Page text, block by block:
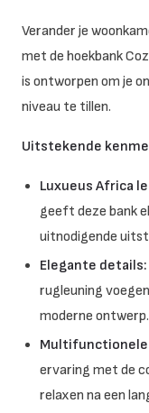
Verander je
met de hoekbank
is ontworpen om je
niveau te tillen.
Uitstekende
Luxueus Africa
geeft deze bank
uitnodigende
Elegante details:
rugleuning
moderne ontwerp.
Multifunctionele
ervaring met de
relaxen na een